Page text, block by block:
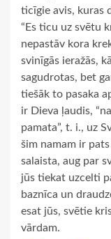
ticīgie avis, kuras
“Es ticu uz svētu
nepastāv kora
svinīgās ieražās,
sagudrotas, bet
tiešāk to pasaka
ir Dieva ļaudis,
pamata”, t. i., uz
šim namam ir
salaista, aug par
jūs tiekat uzcelti
baznīca un
esat jūs, svētie
vārdam.